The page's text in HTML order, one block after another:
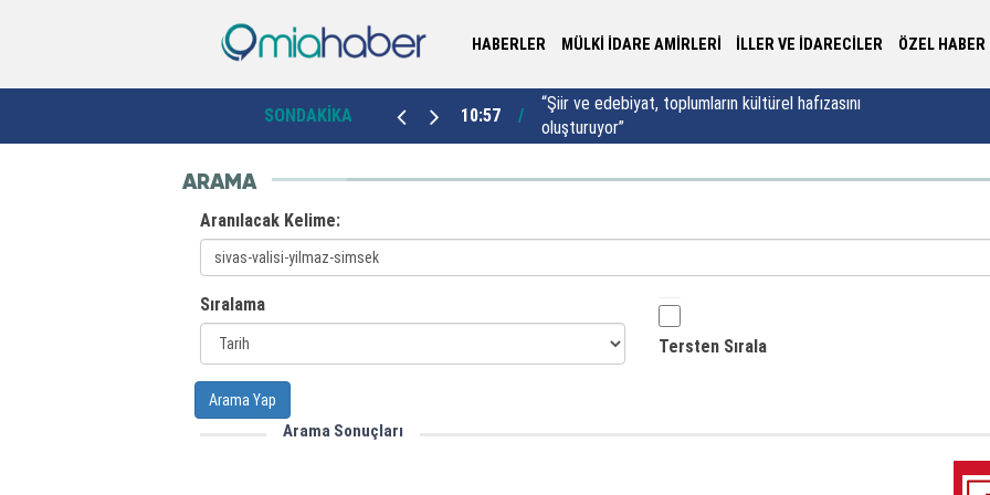
HABERLER MÜLKİ İDARE AMİRLERİ İLLER VE İDARECİLER ÖZEL HABER
SONDAKİKA
İçişleri ve Adalet Bakanları Esenyurt esnafını
10:57
“Şiir ve edebiyat, toplumların kültürel hafızasını
oluşturuyor”
ARAMA
Aranılacak Kelime:
Sıralama
Tersten Sırala
Arama Yap
Arama Sonuçları